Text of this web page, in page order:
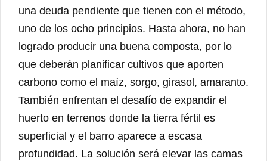
una deuda pendiente que tienen con el método,
uno de los ocho principios. Hasta ahora, no han
logrado producir una buena composta, por lo
que deberán planificar cultivos que aporten
carbono como el maíz, sorgo, girasol, amaranto.
También enfrentan el desafío de expandir el
huerto en terrenos donde la tierra fértil es
superficial y el barro aparece a escasa
profundidad. La solución será elevar las camas